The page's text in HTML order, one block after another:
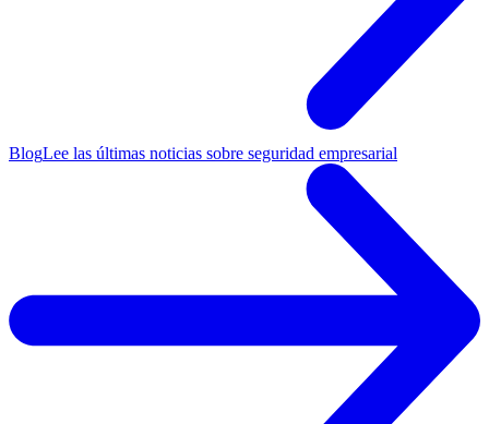
BlogLee las últimas noticias sobre seguridad empresarial